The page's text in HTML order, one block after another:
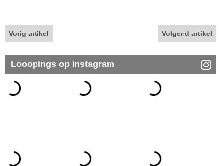
Vorig artikel Volgend artikel
Looopings op Instagram